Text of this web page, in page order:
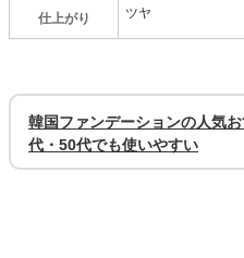
仕上がり ツヤ
韓国ファンデーションの人気
代・50代でも使いやすい